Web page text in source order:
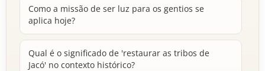
Como a missão de ser luz para os gentios se
aplica hoje?
Qual é o significado de 'restaurar as tribos de
Jacó' no contexto histórico?